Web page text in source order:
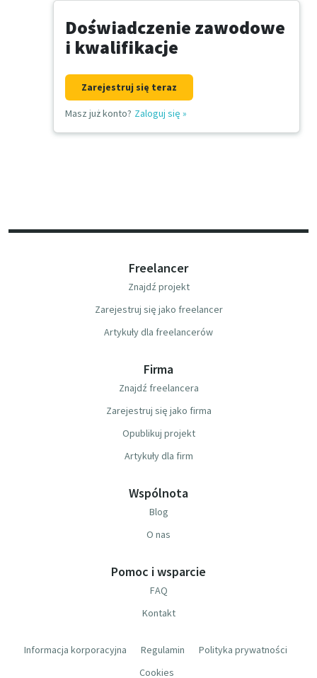
Doświadczenie zawodowe
i kwalifikacje
Zarejestruj się teraz
Masz już konto? Zaloguj się »
Freelancer
Znajdź projekt
Zarejestruj się jako freelancer
Artykuły dla freelancerów
Firma
Znajdź freelancera
Zarejestruj się jako firma
Opublikuj projekt
Artykuły dla firm
Wspólnota
Blog
O nas
Pomoc i wsparcie
FAQ
Kontakt
Informacja korporacyjna Regulamin
Polityka prywatności
Cookies